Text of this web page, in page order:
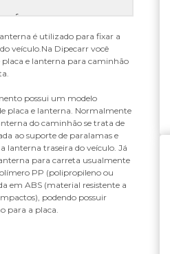
do paralama
tubo do suporte
do volante
é utilizado para fixar a
veículo.Na Dipecarr você
e lanterna para caminhão
possui um modelo
placa e lanterna. Normalmente
do caminhão se trata de
ao suporte de paralamas e
lanterna traseira do veículo. Já
para carreta usualmente
PP (polipropileno ou
em ABS (material resistente a
podendo possuir
para a placa.